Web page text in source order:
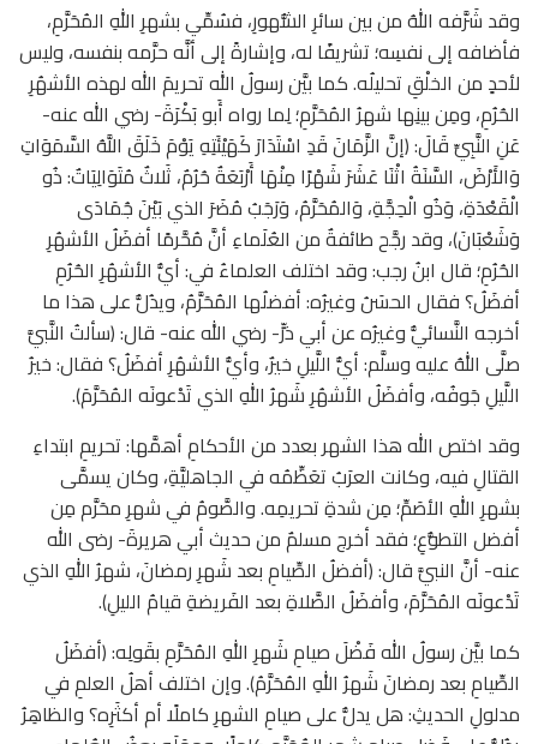
وقد شَرَّفه اللهُ من بين سائرِ الشُّهورِ، فسُمِّي بشهرِ اللهِ المُحَرَّمِ،
فأضافه إلى نفسِه؛ تشريفًا له، وإشارةً إلى أنَّه حرَّمه بنفسه، وليس
لأحدٍ من الخلْقِ تحليلُه. كما بيَّن رسولُ الله تحريمَ الله لهذه الأشهُرِ
الحُرُمِ، ومِن بينِها شهرُ المُحَرَّمِ؛ لِما رواه أَبو بَكْرَةَ- رضي الله عنه-
عَنِ النَّبِيِّ قَالَ: (إنَّ الزَّمَانَ قَدِ اسْتَدَارَ كَهَيْئَتِهِ يَوْمَ خَلَقَ اللَّهُ السَّمَوَاتِ
وَالأَرْضَ، السَّنَةُ اثْنَا عَشَرَ شَهْرًا مِنْهَا أَرْبَعَةٌ حُرُمٌ، ثَلاثٌ مُتَوَالِيَاتٌ: ذُو
الْقَعْدَةِ، وَذُو الْحِجَّةِ، وَالمُحَرَّمُ، وَرَجَبُ مُضَرَ الذي بَيْنَ جُمَادَى
وَشَعْبَانَ)، وقد رجَّح طائفةٌ من العُلَماءِ أنَّ مُحَّرمًا أفضَلُ الأشهُرِ
الحُرُمِ؛ قال ابنُ رجب: وقد اختلف العلماءُ في: أيُّ الأشهُرِ الحُرُمِ
أفضَلُ؟ فقال الحسَنُ وغيرُه: أفضلُها المُحَرَّمُ، ويدُلُّ على هذا ما
أخرجه النَّسائيُّ وغيرُه عن أبي ذرٍّ- رضي الله عنه- قال: (سألتُ النَّبيَّ
صلَّى اللهُ عليه وسلَّم: أيُّ اللَّيلِ خيرٌ، وأيُّ الأشهُرِ أفضَلُ؟ فقال: خيرُ
اللَّيلِ جَوفُه، وأفضَلُ الأشهُرِ شَهرُ اللهِ الذي تَدْعونَه المُحَرَّمَ).
وقد اختص الله هذا الشهر بعدد من الأحكامِ أهمَّها: تحريمِ ابتداءِ
القتالِ فيه، وكانت العرَبُ تعَظِّمُه في الجاهليَّةِ، وكان يسمَّى
بشهرِ اللهِ الأصَمِّ؛ مِن شدةِ تحريمِه. والصَّومُ في شهرِ محَرَّم مِن
أفضل التطوُّعِ؛ فقد أخرج مسلمٌ من حديث أبي هريرةَ- رضى الله
عنه- أنَّ النبيَّ قال: (أفضلُ الصِّيامِ بعد شَهرِ رمضانَ، شهرُ اللهِ الذي
تَدْعونَه المُحَرَّمَ، وأفضَلُ الصَّلاةِ بعد الفَريضةِ قيامُ الليلِ).
كما بيَّن رسولُ الله فَضْلَ صيامِ شَهرِ اللهِ المُحَرَّمِ بقَولِه: (أفضَلُ
الصِّيامِ بعد رمضانَ شَهرُ اللهِ المُحَرَّمُ). وإن اختلف أهلُ العلمِ في
مدلولِ الحديثِ: هل يدلُّ على صيامِ الشهرِ كاملًا أم أكثَرِه؟ والظاهِرُ